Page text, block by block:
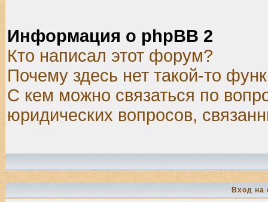
Информация о phpBB 2
Кто написал этот форум?
Почему здесь нет такой-то
С кем можно связаться по
юридических вопросов,
Вход на